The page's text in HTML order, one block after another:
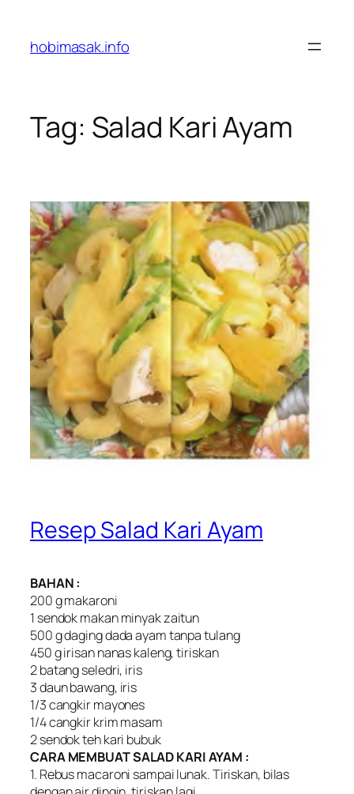
content
hobimasak.info
Tag: Salad Kari Ayam
Resep Salad Kari Ayam
BAHAN :
200 g makaroni
1 sendok makan minyak zaitun
500 g daging dada ayam tanpa tulang
450 g irisan nanas kaleng, tiriskan
2 batang seledri, iris
3 daun bawang, iris
1/3 cangkir mayones
1/4 cangkir krim masam
2 sendok teh kari bubuk
CARA MEMBUAT SALAD KARI AYAM :
1. Rebus macaroni sampai lunak. Tiriskan, bilas